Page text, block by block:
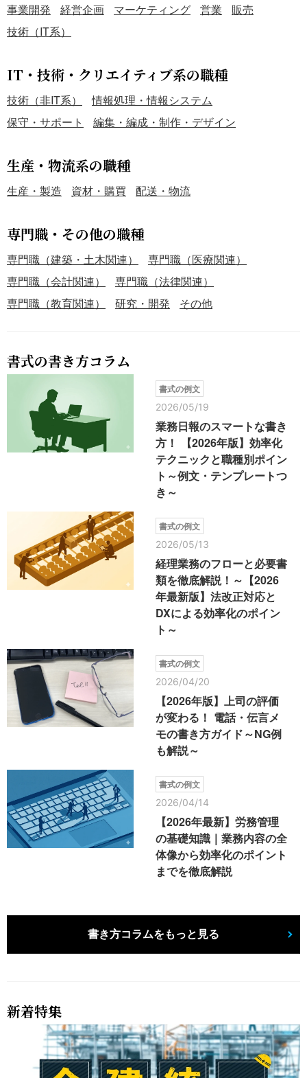
事業開発 経営企画 マーケティング 営業
販売
技術（IT系）
IT・技術・クリエイティブ系の職種
技術（非IT系）
情報処理・情報システム
保守・サポート
編集・編成・制作・デザイン
生産・物流系の職種
生産・製造 資材・購買 配送・物流
専門職・その他の職種
専門職（建築・土木関連）
専門職（医療関連）
専門職（会計関連）
専門職（法律関連）
専門職（教育関連）
研究・開発 その他
書式の書き方コラム
書式の例文
2026/05/19
業務日報のスマートな書き
方！ 【2026年版】効率化
テクニックと職種別ポイン
ト～例文・テンプレートつ
き～
書式の例文
2026/05/13
経理業務のフローと必要書
類を徹底解説！～【2026
年最新版】法改正対応と
DXによる効率化のポイン
ト～
書式の例文
2026/04/20
【2026年版】上司の評価
が変わる！ 電話・伝言メ
モの書き方ガイド～NG例
も解説～
書式の例文
2026/04/14
【2026年最新】労務管理
の基礎知識｜業務内容の全
体像から効率化のポイント
までを徹底解説
書き方コラムをもっと見る
新着特集